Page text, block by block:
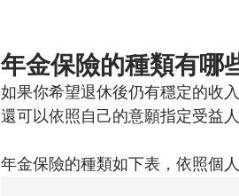
年金保險的種類有哪
如果你希望退休後仍有穩定的收
還可以依照自己的意願指定受益
年金保險的種類如下表，依照個